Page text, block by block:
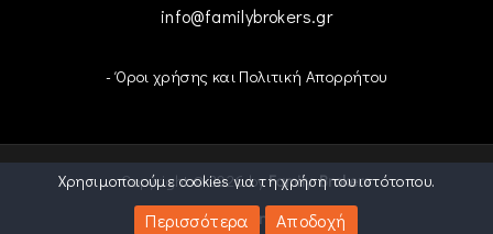
Χρησιμοποιούμε cookies για τη χρήση του ιστότοπου.
Περισσότερα Αποδοχή
info@familybrokers.gr
- Όροι χρήσης και Πολιτική Απορρήτου
Copyright © 2026 byFamily Brokers
Powered bye-agents workspace